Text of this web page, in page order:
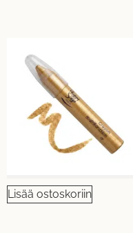
Lisää ostoskoriin